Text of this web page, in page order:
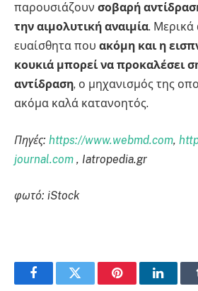
παρουσιάζουν σοβαρή
την αιμολυτική αναιμία. Μερικά
ευαίσθητα που ακόμη και η
κουκιά μπορεί να προκαλέσει
αντίδραση, ο μηχανισμός της
ακόμα καλά κατανοητός.
Πηγές: https://www.webmd.com,
journal.com , Iatropedia.gr
φωτό: iStock
FacebookTwitter Pinterest